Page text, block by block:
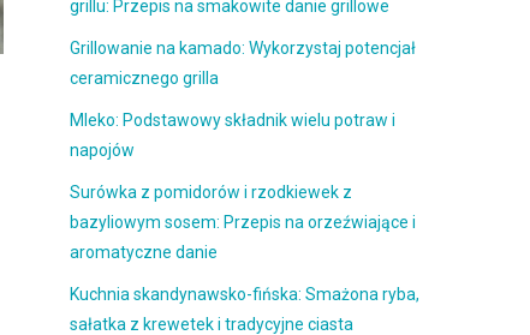
grillu: Przepis na smakowite danie grillowe
Grillowanie na kamado: Wykorzystaj potencjał
ceramicznego grilla
Mleko: Podstawowy składnik wielu potraw i
napojów
Surówka z pomidorów i rzodkiewek z
bazyliowym sosem: Przepis na orzeźwiające i
aromatyczne danie
Kuchnia skandynawsko-fińska: Smażona ryba,
sałatka z krewetek i tradycyjne ciasta